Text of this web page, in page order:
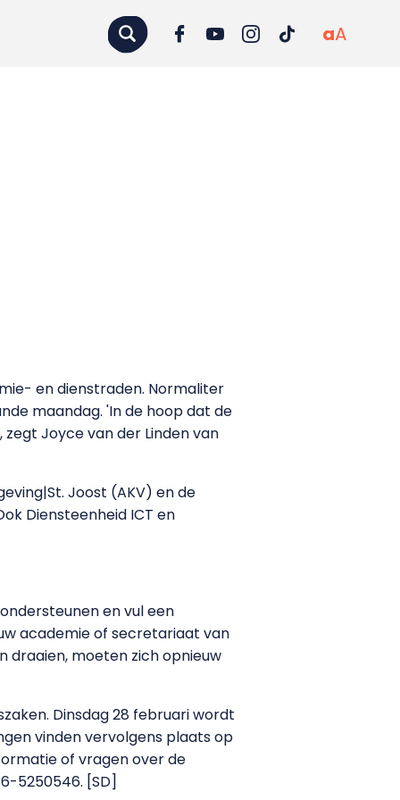
aA
en dienstraden. Normaliter
maandag. 'In de hoop dat de
Joyce van der Linden van
Joost (AKV) en de
Diensteenheid ICT en
en vul een
academie of secretariaat van
draaien, moeten zich opnieuw
Dinsdag 28 februari wordt
vinden vervolgens plaats op
of vragen over de
5250546. [SD]